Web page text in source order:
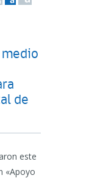
de
este
«Apoyo